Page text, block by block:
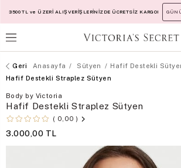
3500 TL ve ÜZERİ ALIŞVERİŞLERİNİZDE ÜCRETSİZ KARGO!
Anasayfa Sütyen
Hafif Destekli
Hafif Destekli Straplez Sütyen
Body by Victoria
Hafif Destekli Straplez Sütyen
0,00
3.000,00 TL